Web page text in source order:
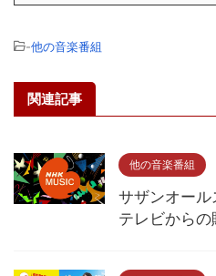
-他の音楽番組
関連記事
他の音楽番組
サザンオー
テレビから